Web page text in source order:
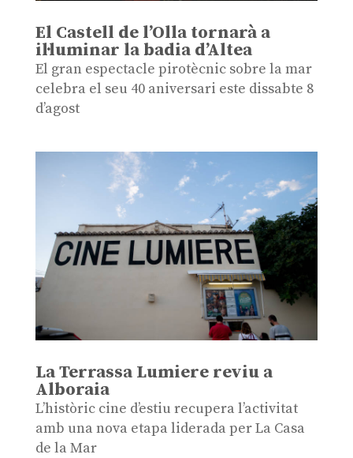
El Castell de l’Olla tornarà a
il·luminar la badia d’Altea
El gran espectacle pirotècnic sobre la mar
celebra el seu 40 aniversari este dissabte 8
d’agost
La Terrassa Lumiere reviu a
Alboraia
L’històric cine d’estiu recupera l’activitat
amb una nova etapa liderada per La Casa
de la Mar